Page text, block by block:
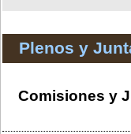
Plenos y
Comisiones y